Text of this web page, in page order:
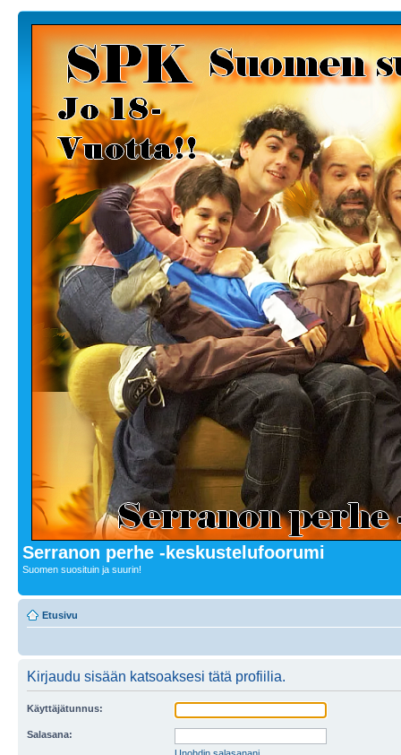
Serranon perhe -keskustelufoorumi
Suomen suosituin ja suurin!
Etusivu
Kirjaudu sisään katsoaksesi tätä profiilia.
Käyttäjätunnus:
Salasana:
Unohdin salasanani